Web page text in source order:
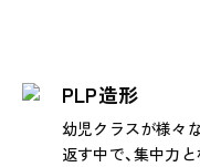
PLP造形
幼児クラスが様々
返す中で、集中力